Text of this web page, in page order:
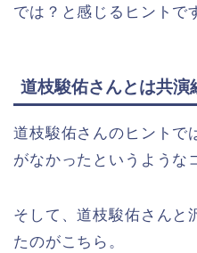
では？と感じるヒントで
道枝駿佑さんとは共演
道枝駿佑さんのヒントで
がなかったというような
そして、道枝駿佑さんと
たのがこちら。